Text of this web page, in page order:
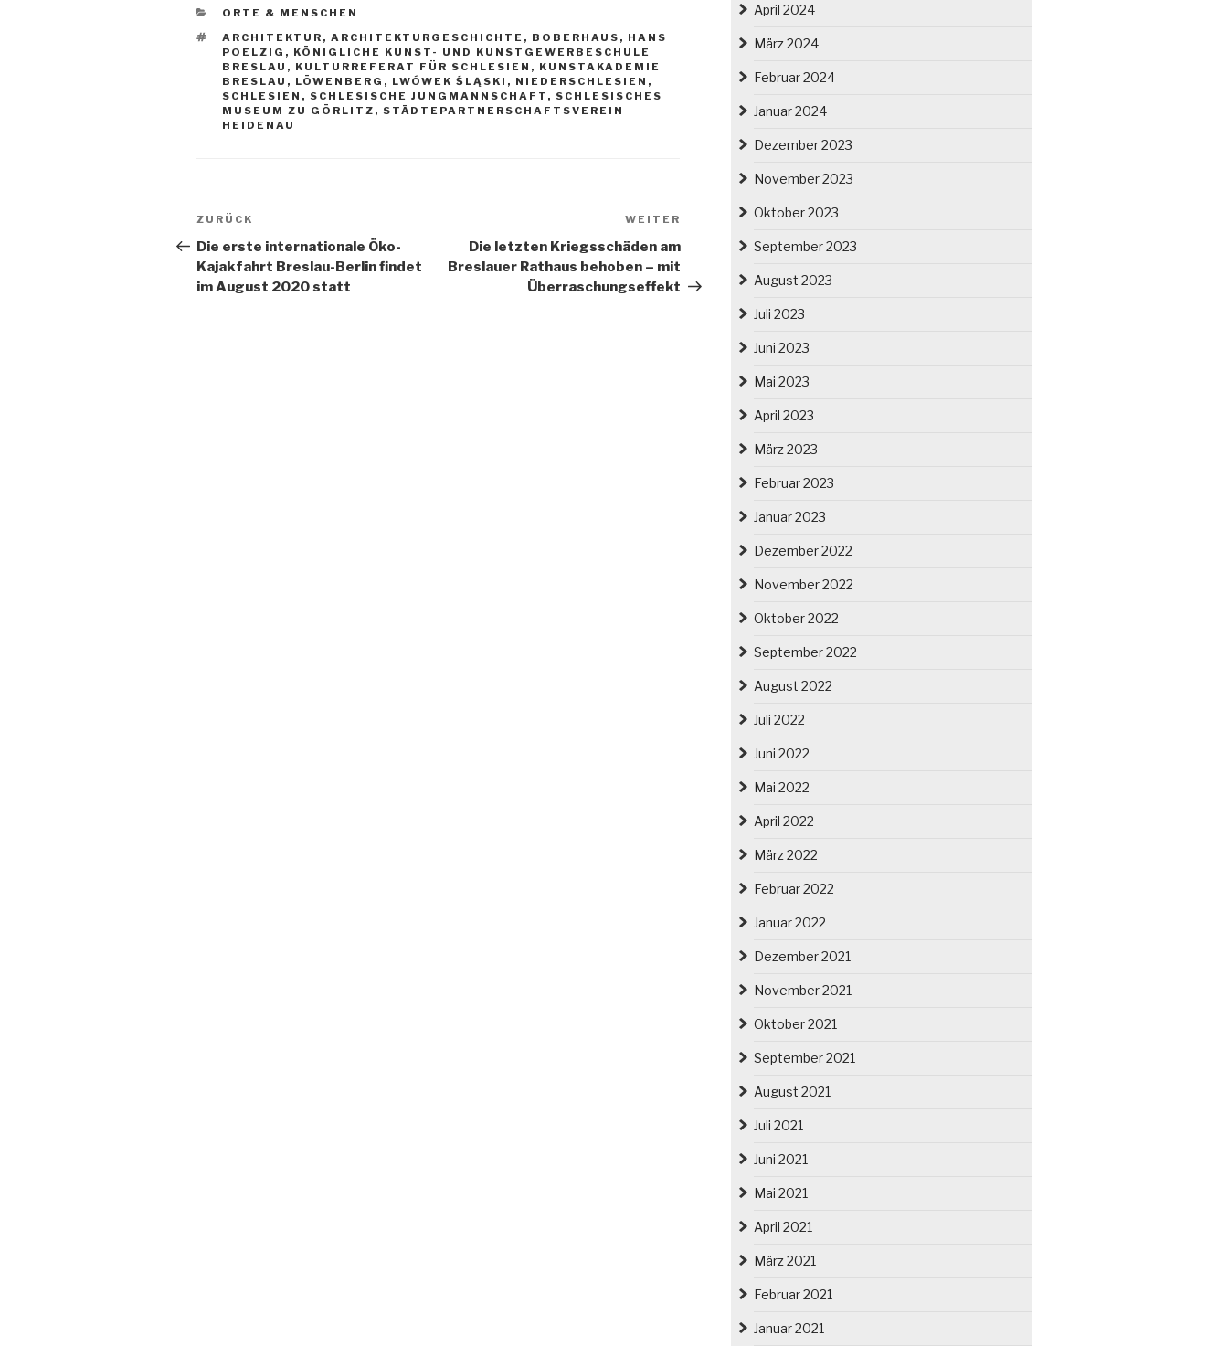
KATEGORIEN
ORTE & MENSCHEN
SCHLAGWÖRTER
ARCHITEKTUR , ARCHITEKTURGESCHICHTE , BOBERHAUS , HANS
POELZIG , KÖNIGLICHE KUNST- UND KUNSTGEWERBESCHULE
BRESLAU , KULTURREFERAT FÜR SCHLESIEN , KUNSTAKADEMIE
BRESLAU , LÖWENBERG , LWÓWEK ŚLĄSKI , NIEDERSCHLESIEN ,
SCHLESIEN , SCHLESISCHE JUNGMANNSCHAFT , SCHLESISCHES
MUSEUM ZU GÖRLITZ , STÄDTEPARTNERSCHAFTSVEREIN
HEIDENAU
Beitragsnavigation
Vorheriger
Beitrag
ZURÜCK
Die erste internationale Öko-
Kajakfahrt Breslau-Berlin findet
im August 2020 statt
Nächster
WEITER
Die letzten Kriegsschäden am
Breslauer Rathaus behoben – mit
Überraschungseffekt
April 2024
März 2024
Februar 2024
Januar 2024
Dezember 2023
November 2023
Oktober 2023
September 2023
August 2023
Juli 2023
Juni 2023
Mai 2023
April 2023
März 2023
Februar 2023
Januar 2023
Dezember 2022
November 2022
Oktober 2022
September 2022
August 2022
Juli 2022
Juni 2022
Mai 2022
April 2022
März 2022
Februar 2022
Januar 2022
Dezember 2021
November 2021
Oktober 2021
September 2021
August 2021
Juli 2021
Juni 2021
Mai 2021
April 2021
März 2021
Februar 2021
Januar 2021